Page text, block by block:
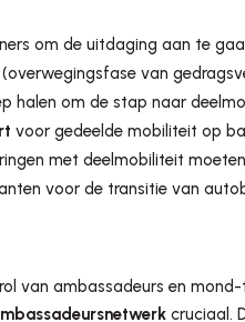
om de uitdaging aan te
van
halen om de stap naar
voor gedeelde mobiliteit op
met deelmobiliteit
voor de transitie van
van ambassadeurs en
cruciaal.